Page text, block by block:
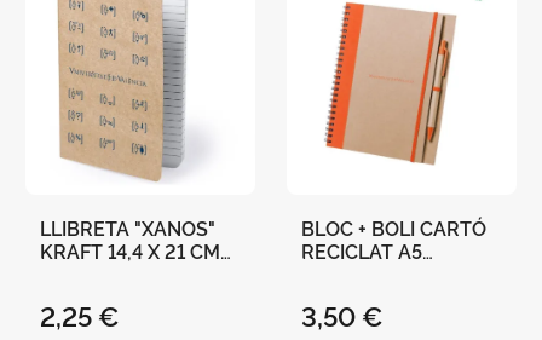
LLIBRETA "XANOS"
KRAFT 14,4 X 21 CM
2,25 €
BLOC + BOLI CARTÓ
RECICLAT A5
CM - TARONJA
3,50 €